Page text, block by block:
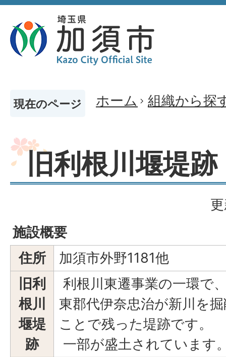
現在のページ ホーム 組織から探
旧利根川堰堤跡
施設概要
住所
加須市外野1181他
旧利
根川
堰堤
跡
利根川東遷事業の一環で
東郡代伊奈忠治が新川を
ことで残った堤跡です。
一部が盛土されていま